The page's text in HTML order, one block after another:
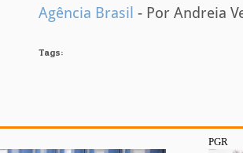
Agência Brasil - Por Andreia
Tags:
PGR